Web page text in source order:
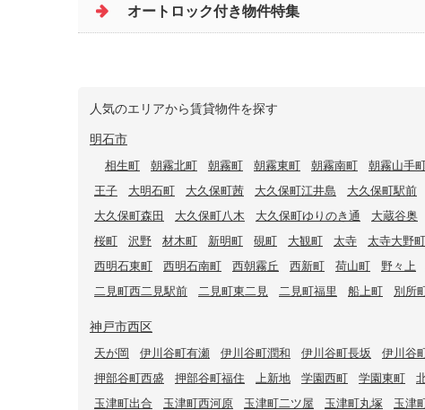
オートロック付き物件特集
人気のエリアから賃貸物件を探す
明石市
相生町 朝霧北町 朝霧町 朝霧東町 朝霧南町 朝霧山手
王子
大明石町 大久保町茜 大久保町江井島 大久保町駅前
大久保町森田
大久保町八木 大久保町ゆりのき通 大蔵谷奥
桜町
沢野 材木町 新明町 硯町 大観町 太寺 太寺大野町
西明石東町
西明石南町 西朝霧丘 西新町 荷山町 野々上
二見町西二見駅前
二見町東二見 二見町福里 船上町 別所
神戸市西区
天が岡 伊川谷町有瀬 伊川谷町潤和 伊川谷町長坂 伊川谷
押部谷町西盛
押部谷町福住 上新地 学園西町 学園東町
玉津町出合
玉津町西河原 玉津町二ツ屋 玉津町丸塚 玉津